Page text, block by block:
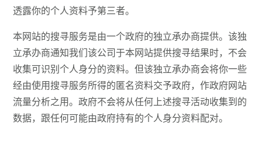
透露你的个人资料予第三者。
本网站的搜寻服务是由一个政府的独立承办商提供。该独
立承办商通知我们该公司于本网站提供搜寻结果时，不会
收集可识别个人身分的资料。但该独立承办商会将你一些
经由使用搜寻服务所得的匿名资料交予政府，作政府网站
流量分析之用。政府不会将从任何上述搜寻活动收集到的
数据，跟任何可能由政府持有的个人身分资料配对。